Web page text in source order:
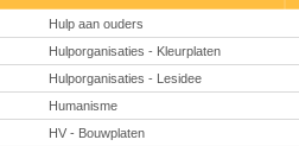
Hulp aan ouders
Hulporganisaties - Kleurplaten
Hulporganisaties - Lesidee
Humanisme
HV - Bouwplaten